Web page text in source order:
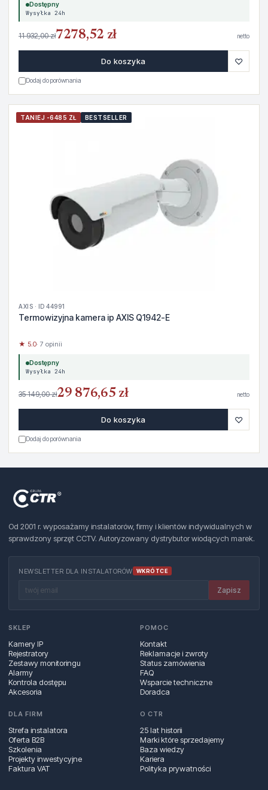
Dostępny
Wysyłka 24h
11 932,00 zł7278,52 zł netto
Do koszyka ♡
Dodaj do porównania
TANIEJ -6485 ZŁ BESTSELLER
AXIS · ID 44991
Termowizyjna kamera ip AXIS Q1942-E
★ 5.0· 7 opinii
Dostępny
Wysyłka 24h
35 149,00 zł29 876,65 zł netto
Do koszyka ♡
Dodaj do porównania
Od 2001 r. wyposażamy instalatorów, firmy i klientów indywidualnych w
sprawdzony sprzęt CCTV. Autoryzowany dystrybutor wiodących marek.
NEWSLETTER DLA INSTALATORÓW WKRÓTCE
Zapisz
SKLEP
Kamery IP
Rejestratory
Zestawy monitoringu
Alarmy
Kontrola dostępu
Akcesoria
POMOC
Kontakt
Reklamacje i zwroty
Status zamówienia
FAQ
Wsparcie techniczne
Doradca
DLA FIRM
Strefa instalatora
Oferta B2B
Szkolenia
Projekty inwestycyjne
Faktura VAT
O CTR
25 lat historii
Marki które sprzedajemy
Baza wiedzy
Kariera
Polityka prywatności